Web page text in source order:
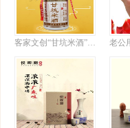
客家文创“甘坑米酒”上新，或成行业标杆